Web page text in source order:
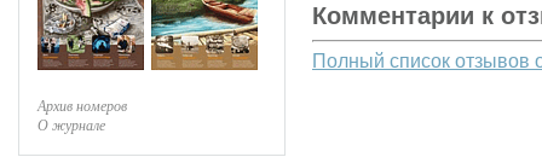
Архив номеров
О журнале
Комментарии к
Полный список отзывов